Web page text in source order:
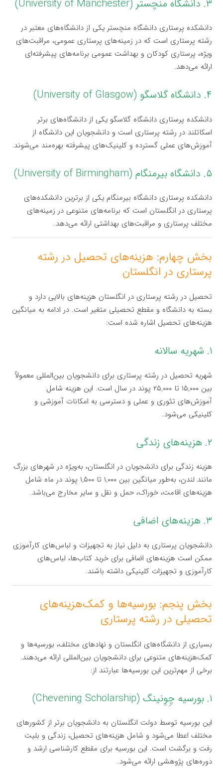
۳. دانشگاه منچستر (University of Manchester)
دانشکده پرستاری دانشگاه منچستر یکی از دانشگاه‌های معتبر در
رشته پرستاری است که در زمینه‌های پرستاری عمومی، مراقبت‌های
ویژه، پرستاری کودکان و بهداشت عمومی برنامه‌های پیشرفته‌ای
ارائه می‌دهد.
۴. دانشگاه گلاسگو (University of Glasgow)
دانشکده پرستاری دانشگاه گلاسگو یکی از دانشگاه‌های برتر
اسکاتلند در رشته پرستاری است و دانشجویان این دانشگاه از
آموزش‌های عملی گسترده و کلینیک‌های پیشرفته بهره‌مند می‌شوند.
۵. دانشگاه بیرمنگام (University of Birmingham)
دانشکده پرستاری دانشگاه بیرمنگام یکی از برترین دانشکده‌های
پرستاری در انگلستان است که برنامه‌های متنوعی در زمینه‌های
مختلف پرستاری و مراقبت‌های بهداشتی ارائه می‌دهد.
بخش چهارم: هزینه‌های تحصیل در رشته
پرستاری در انگلستان
تحصیل در رشته پرستاری در انگلستان هزینه‌های بالایی دارد و
بسته به دانشگاه و مقطع تحصیلی متغیر است. در ادامه به میانگین
هزینه‌های تحصیل اشاره شده است:
۱. شهریه سالانه
شهریه تحصیل در رشته پرستاری برای دانشجویان بین‌المللی معمولاً
بین ۱۵,۰۰۰ تا ۲۵,۰۰۰ پوند در سال است. این هزینه شامل
آموزش‌های تئوری و عملی و دسترسی به امکانات آموزشی و
کلینیکی می‌شود.
۲. هزینه‌های زندگی
هزینه زندگی برای دانشجویان در انگلستان، به‌ویژه در شهرهای بزرگ
مانند لندن، به‌طور میانگین بین ۱,۰۰۰ تا ۱,۵۰۰ پوند در ماه شامل
هزینه‌های اقامت، خوراک، حمل و نقل و سایر مخارج می‌باشد.
۳. هزینه‌های اضافی
دانشجویان پرستاری به دلیل نیاز به تجهیزات و لباس‌های کارآموزی
ممکن است هزینه‌های اضافی برای خرید کتاب‌ها، لباس‌های
کارآموزی و تجهیزات کلینیکی داشته باشند.
بخش پنجم: بورسیه‌ها و کمک‌هزینه‌های
تحصیلی در رشته پرستاری
بسیاری از دانشگاه‌های انگلستان و نهادهای مختلف، بورسیه‌ها و
کمک‌هزینه‌های متنوعی برای دانشجویان بین‌المللی ارائه می‌دهند.
برخی از مهم‌ترین این بورسیه‌ها عبارتند از:
۱. بورسیه چِوِنینگ (Chevening Scholarship)
این بورسیه توسط دولت انگلستان به دانشجویان برتر از کشورهای
مختلف اعطا می‌شود و شامل هزینه‌های تحصیل، زندگی و بلیت
رفت و برگشت است. این بورسیه برای مقطع کارشناسی ارشد و
دوره‌های پژوهشی ارائه می‌شود.